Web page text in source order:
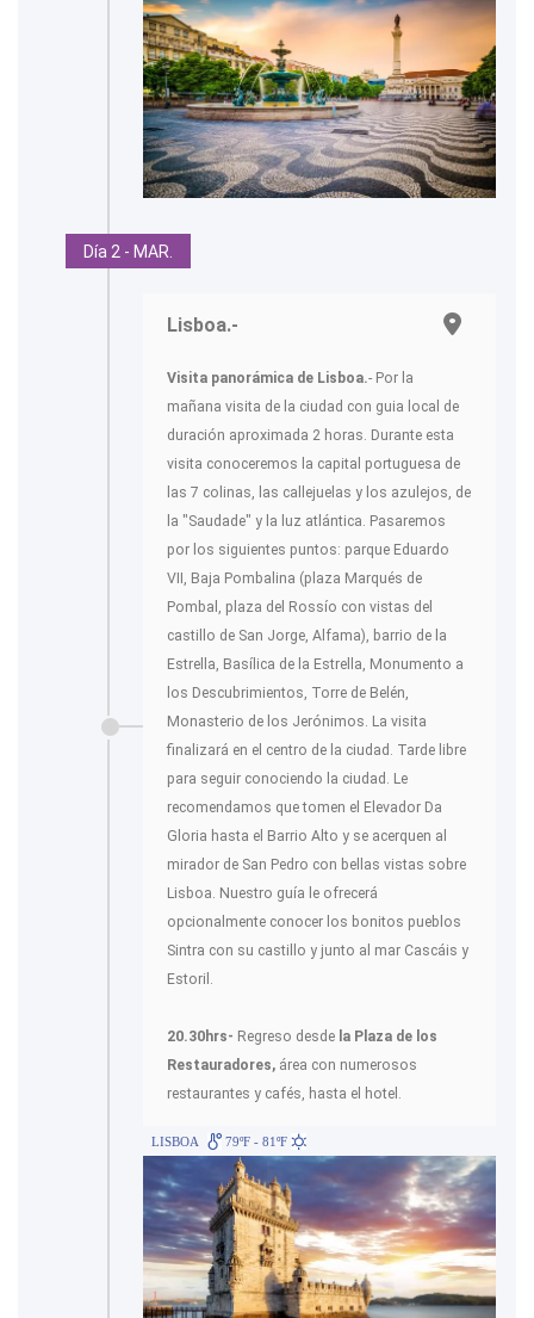
Día 2 - MAR.
Lisboa.-
Visita panorámica de Lisboa.- Por la
mañana visita de la ciudad con guia local de
duración aproximada 2 horas. Durante esta
visita conoceremos la capital portuguesa de
las 7 colinas, las callejuelas y los azulejos, de
la "Saudade" y la luz atlántica. Pasaremos
por los siguientes puntos: parque Eduardo
VII, Baja Pombalina (plaza Marqués de
Pombal, plaza del Rossío con vistas del
castillo de San Jorge, Alfama), barrio de la
Estrella, Basílica de la Estrella, Monumento a
los Descubrimientos, Torre de Belén,
Monasterio de los Jerónimos. La visita
finalizará en el centro de la ciudad. Tarde libre
para seguir conociendo la ciudad. Le
recomendamos que tomen el Elevador Da
Gloria hasta el Barrio Alto y se acerquen al
mirador de San Pedro con bellas vistas sobre
Lisboa. Nuestro guía le ofrecerá
opcionalmente conocer los bonitos pueblos
Sintra con su castillo y junto al mar Cascáis y
Estoril.
20.30hrs- Regreso desde la Plaza de los
Restauradores, área con numerosos
restaurantes y cafés, hasta el hotel.
LISBOA 79ºF - 81ºF